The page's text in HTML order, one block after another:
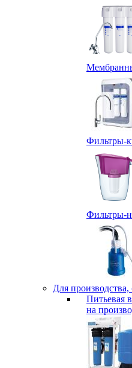
Фильтры-
Фильтры-
Для
Питьевая
на